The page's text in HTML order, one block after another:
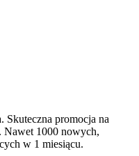
Skuteczna promocja na
Nawet 1000 nowych,
w 1 miesiącu.